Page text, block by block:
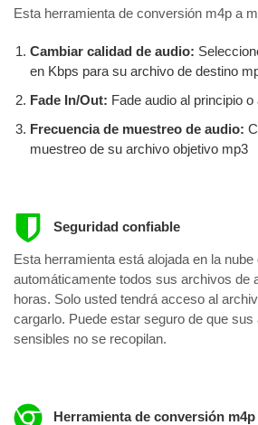
Esta herramienta de conversión m4p a
Cambiar calidad de audio:
en Kbps para su archivo de destino
Fade In/Out: Fade audio al principio o
Frecuencia de muestreo de audio:
muestreo de su archivo objetivo mp3
Seguridad confiable
Esta herramienta está alojada en la
automáticamente todos sus archivos de
horas. Solo usted tendrá acceso al
cargarlo. Puede estar seguro de que
sensibles no se recopilan.
Herramienta de conversión m4p